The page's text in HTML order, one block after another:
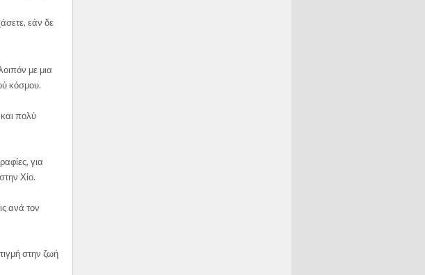
εάν δε
με μια
κόσμου.
πολύ
για
Χίο.
ανά τον
στην ζωή